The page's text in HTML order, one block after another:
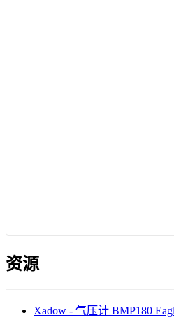
资源
Xadow - 气压计 BMP180